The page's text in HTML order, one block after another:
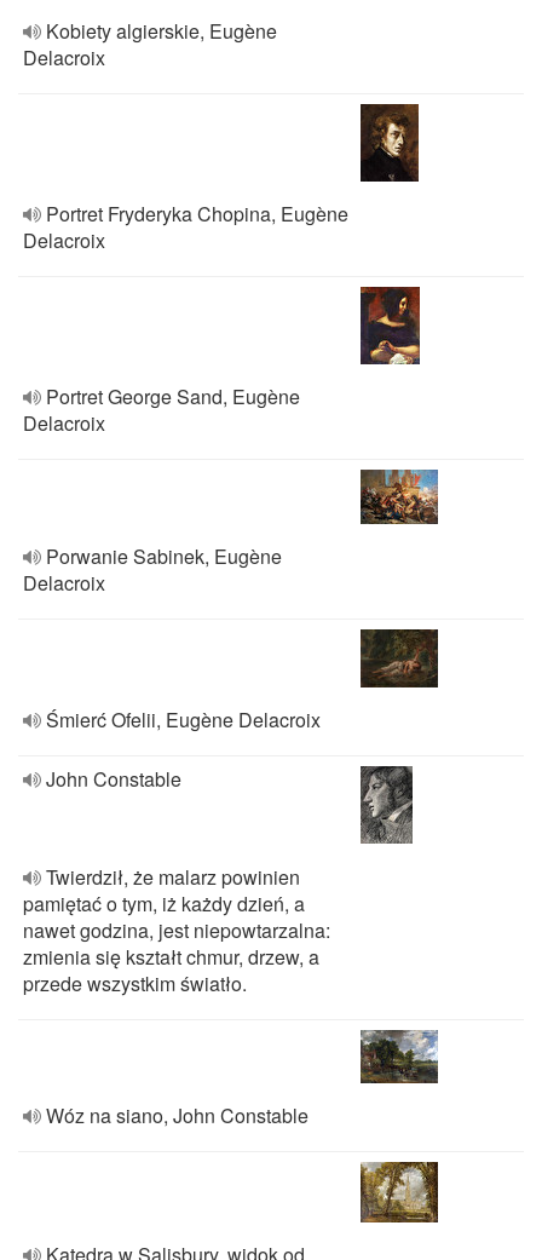
Kobiety algierskie, Eugène
Delacroix
Portret Fryderyka Chopina, Eugène
Delacroix
Portret George Sand, Eugène
Delacroix
Porwanie Sabinek, Eugène
Delacroix
Śmierć Ofelii, Eugène Delacroix
John Constable
Twierdził, że malarz powinien
pamiętać o tym, iż każdy dzień, a
nawet godzina, jest niepowtarzalna:
zmienia się kształt chmur, drzew, a
przede wszystkim światło.
Wóz na siano, John Constable